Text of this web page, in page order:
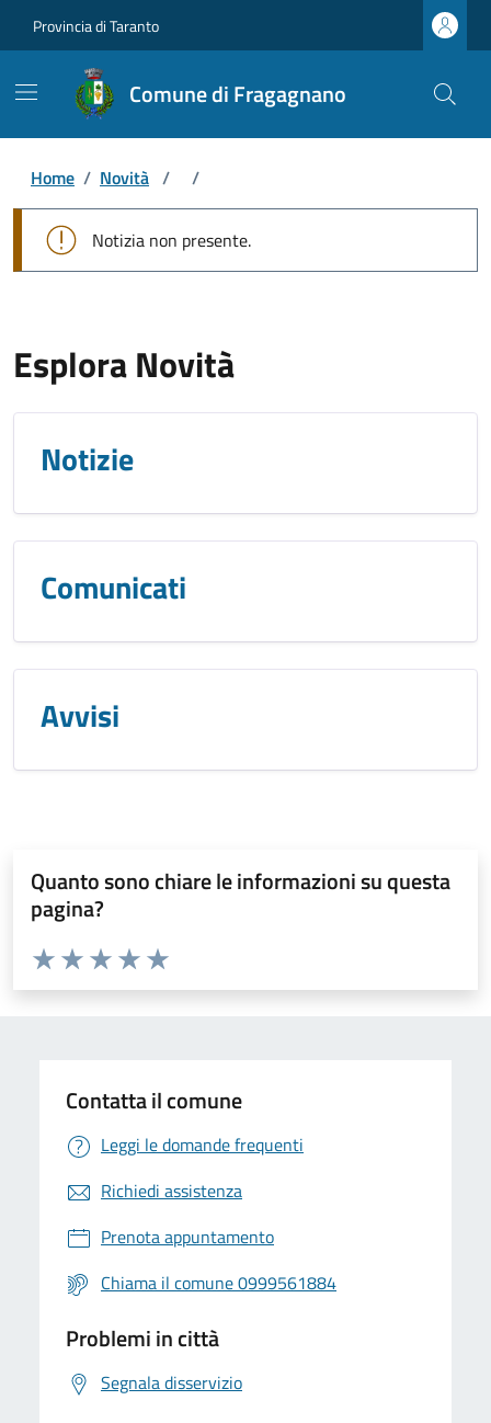
Provincia di Taranto
Comune di Fragagnano
Home / Novità / /
Notizia non presente.
Esplora Novità
Notizie
Comunicati
Avvisi
Quanto sono chiare le informazioni su questa
pagina?
Valuta da 1 a 5 stelle la pagina
Valuta 5 stelle su 5
Valuta 4 stelle su 5
Valuta 3 stelle su 5
Valuta 2 stelle su 5
Valuta 1 stelle su 5
Contatta il comune
Leggi le domande frequenti
Richiedi assistenza
Prenota appuntamento
Chiama il comune 0999561884
Problemi in città
Segnala disservizio